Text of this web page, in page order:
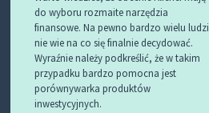
do wyboru rozmaite narzędzia
finansowe. Na pewno bardzo wielu ludzi
nie wie na co się finalnie decydować.
Wyraźnie należy podkreślić, że w takim
przypadku bardzo pomocna jest
porównywarka produktów
inwestycyjnych.